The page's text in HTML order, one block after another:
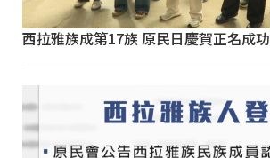
西拉雅族成第17族 原民日慶賀正名成功